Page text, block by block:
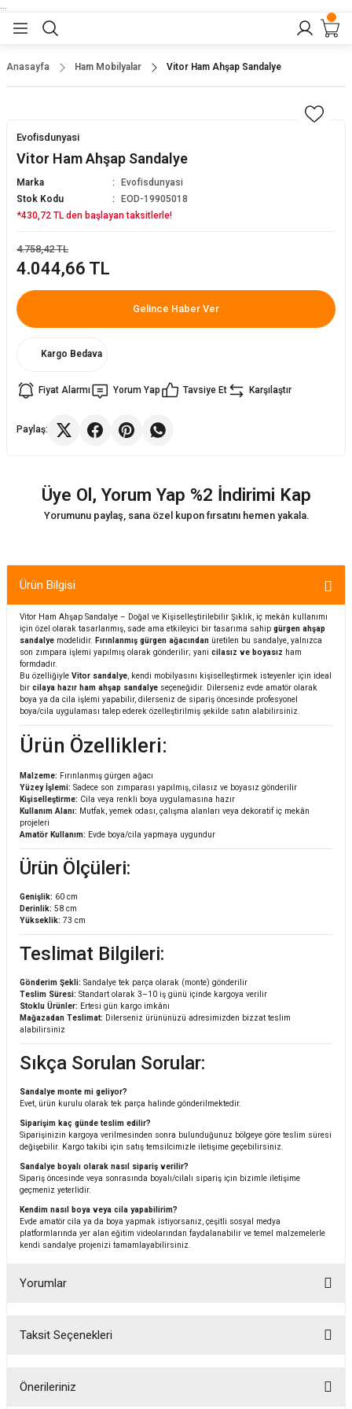
Sandalyesi
Anasayfa Ham Mobilyalar Vitor Ham Ahşap Sandalye
Evofisdunyasi
Vitor Ham Ahşap Sandalye
Marka
Evofisdunyasi
Stok Kodu
EOD-19905018
*430,72 TL den başlayan taksitlerle!
4.044,66 TL
4.758,42 TL
Gelince Haber Ver
Kargo Bedava
Fiyat Alarmı Yorum Yap Tavsiye Et Karşılaştır
Paylaş:
Üye Ol, Yorum Yap %2 İndirimi Kap
Yorumunu paylaş, sana özel kupon fırsatını hemen yakala.
Ürün Bilgisi
Vitor Ham Ahşap Sandalye – Doğal ve Kişiselleştirilebilir Şıklık, iç mekân kullanımı
için özel olarak tasarlanmış, sade ama etkileyici bir tasarıma sahip gürgen ahşap
sandalye modelidir. Fırınlanmış gürgen ağacından üretilen bu sandalye, yalnızca
son zımpara işlemi yapılmış olarak gönderilir; yani cilasız ve boyasız ham
formdadır.
Bu özelliğiyle Vitor sandalye , kendi mobilyasını kişiselleştirmek isteyenler için ideal
bir cilaya hazır ham ahşap sandalye seçeneğidir. Dilerseniz evde amatör olarak
boya ya da cila işlemi yapabilir, dilerseniz de sipariş öncesinde profesyonel
boya/cila uygulaması talep ederek özelleştirilmiş şekilde satın alabilirsiniz.
Ürün Özellikleri:
Malzeme: Fırınlanmış gürgen ağacı
Yüzey İşlemi: Sadece son zımparası yapılmış, cilasız ve boyasız gönderilir
Kişiselleştirme: Cila veya renkli boya uygulamasına hazır
Kullanım Alanı: Mutfak, yemek odası, çalışma alanları veya dekoratif iç mekân
projeleri
Amatör Kullanım: Evde boya/cila yapmaya uygundur
Ürün Ölçüleri:
Genişlik: 60 cm
Derinlik: 58 cm
Yükseklik: 73 cm
Teslimat Bilgileri:
Gönderim Şekli: Sandalye tek parça olarak (monte) gönderilir
Teslim Süresi: Standart olarak 3–10 iş günü içinde kargoya verilir
Stoklu Ürünler: Ertesi gün kargo imkânı
Mağazadan Teslimat: Dilerseniz ürününüzü adresimizden bizzat teslim
alabilirsiniz
Sıkça Sorulan Sorular:
Sandalye monte mi geliyor?
Evet, ürün kurulu olarak tek parça halinde gönderilmektedir.
Siparişim kaç günde teslim edilir?
Siparişinizin kargoya verilmesinden sonra bulunduğunuz bölgeye göre teslim süresi
değişebilir. Kargo takibi için satış temsilcimizle iletişime geçebilirsiniz.
Sandalye boyalı olarak nasıl sipariş verilir?
Sipariş öncesinde veya sonrasında boyalı/cilalı sipariş için bizimle iletişime
geçmeniz yeterlidir.
Kendim nasıl boya veya cila yapabilirim?
Evde amatör cila ya da boya yapmak istiyorsanız, çeşitli sosyal medya
platformlarında yer alan eğitim videolarından faydalanabilir ve temel malzemelerle
kendi sandalye projenizi tamamlayabilirsiniz.
Yorumlar
Bu ürüne ilk yorumu siz yapın!
Taksit Seçenekleri
Önerileriniz